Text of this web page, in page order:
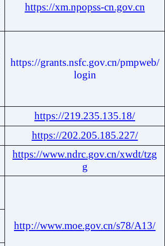
https://xm.npopss-cn.gov.cn
https://grants.nsfc.gov.cn/pmpweb/
login
https://219.235.135.18/
https://202.205.185.227/
https://www.ndrc.gov.cn/xwdt/tzg
g
http://www.moe.gov.cn/s78/A13/